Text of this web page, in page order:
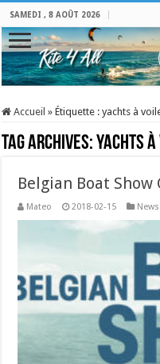
SAMEDI , 8 AOÛT 2026
Accueil » Étiquette :yachts à
Tag Archives:yachts
Belgian Boat Show
Mateo 2018-02-15 News